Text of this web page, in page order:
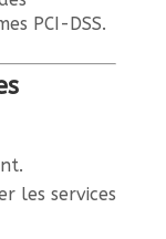
PCI-DSS.
les services